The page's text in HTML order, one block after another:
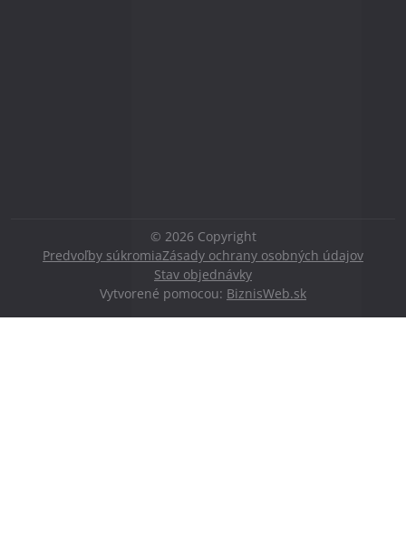
© 2026 Copyright
Predvoľby súkromiaZásady ochrany osobných údajov
Stav objednávky
Vytvorené pomocou: BiznisWeb.sk